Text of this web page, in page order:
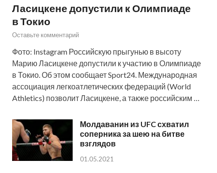
Ласицкене допустили к Олимпиаде
в Токио
Оставьте комментарий
Фото: Instagram Российскую прыгунью в высоту
Марию Ласицкене допустили к участию в Олимпиаде
в Токио. Об этом сообщает Sport24. Международная
ассоциация легкоатлетических федераций (World
Athletics) позволит Ласицкене, а также российским …
Молдаванин из UFC схватил
соперника за шею на битве
взглядов
01.05.2021